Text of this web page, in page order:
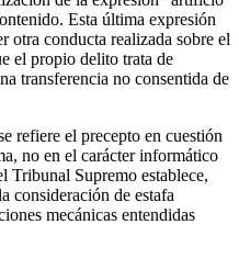
Esta última expresión
otra conducta realizada sobre el
el propio delito trata de
transferencia no consentida de
refiere el precepto en cuestión
no en el carácter informático
Tribunal Supremo establece,
consideración de estafa
mecánicas entendidas